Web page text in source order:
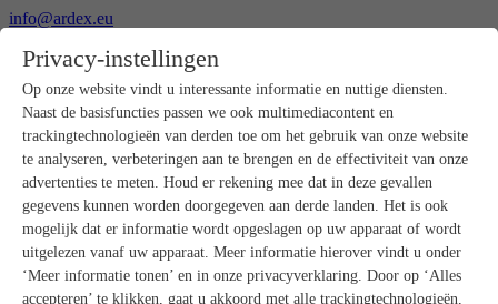
info@ardex.eu
Nederlands
Français
Producten
Productoverzicht
Ruwbouw
Dekvloeren
Voorbereiding ondergrond
Vloeregalisaties
Afdichtingen
Tegellijmen
Voegmortels
Privacy-instellingen
Op onze website vindt u interessante informatie en nuttige diensten.
Naast de basisfuncties passen we ook multimediacontent en
trackingtechnologieën van derden toe om het gebruik van onze website
te analyseren, verbeteringen aan te brengen en de effectiviteit van onze
advertenties te meten. Houd er rekening mee dat in deze gevallen
gegevens kunnen worden doorgegeven aan derde landen. Het is ook
mogelijk dat er informatie wordt opgeslagen op uw apparaat of wordt
uitgelezen vanaf uw apparaat. Meer informatie hierover vindt u onder
‘Meer informatie tonen’ en in onze privacyverklaring. Door op ‘Alles
accepteren’ te klikken, gaat u akkoord met alle trackingtechnologieën,